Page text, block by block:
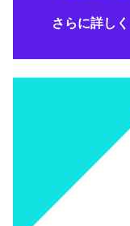
さらに詳しく